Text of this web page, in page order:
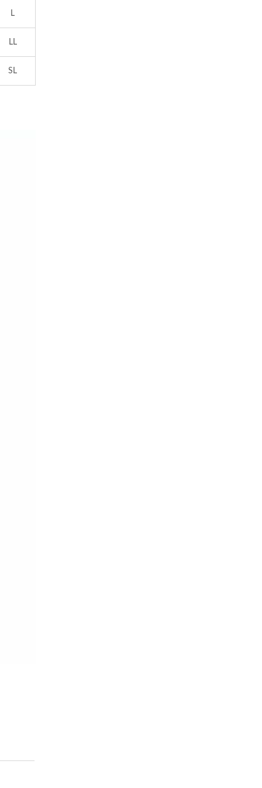
L
LL
SL